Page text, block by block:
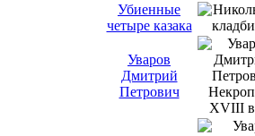
Убиенные
четыре казака
Уваров
Дмитрий
Петрович